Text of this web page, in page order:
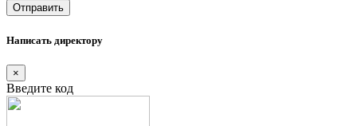
Написать директору
×
Введите код